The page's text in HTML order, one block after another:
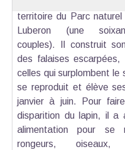
territoire du Parc naturel
Luberon (une
couples). Il construit
des falaises escarpées,
celles qui surplombent le
se reproduit et élève
janvier à juin. Pour
disparition du lapin, il a
alimentation pour se
rongeurs, oiseaux,